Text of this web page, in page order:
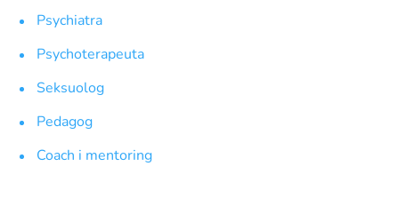
Psychiatra
Psychoterapeuta
Seksuolog
Pedagog
Coach i mentoring